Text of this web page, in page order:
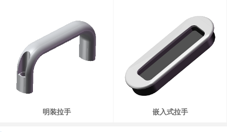
明装拉手 嵌入式拉手